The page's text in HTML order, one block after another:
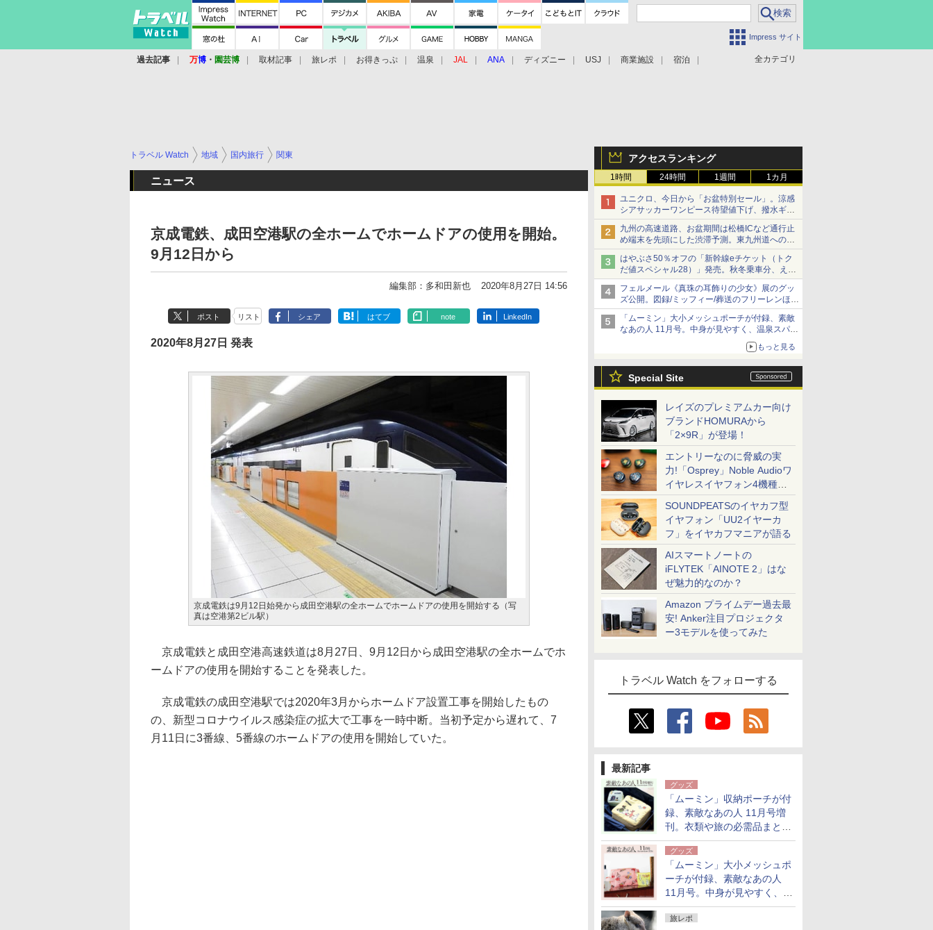
Impress サイト
全カテゴリ
過去記事 万博 ・ 園芸博 取材記事 旅レポ お得きっぷ 温泉 JAL ANA ディズニー USJ 商業施設 宿泊
アクセスランキング
1時間 24時間 1週間 1カ月
ユニクロ、今日から「お盆特別セール」。涼感
シアサッカーワンピース待望値下げ、撥水ギア
ショーツは1990円に
九州の高速道路、お盆期間は松橋ICなど通行止
め端末を先頭にした渋滞予測。東九州道への迂
回は料金調整を実施
はやぶさ50％オフの「新幹線eチケット（トク
だ値スペシャル28）」発売。秋冬乗車分、えき
ねっと限定
フェルメール《真珠の耳飾りの少女》展のグッ
ズ公開。図録/ミッフィー/葬送のフリーレンほ
か、注目ブランドコラボが実現
「ムーミン」大小メッシュポーチが付録、素敵
なあの人 11月号。中身が見やすく、温泉スパに
もっと見る
Special Site
レイズのプレミアムカー向け
ブランドHOMURAから
「2×9R」が登場！
エントリーなのに脅威の実
力!「Osprey」Noble Audioワ
イヤレスイヤフォン4機種を
一気に聴く
SOUNDPEATSのイヤカフ型
イヤフォン「UU2イヤーカ
フ」をイヤカフマニアが語る
AIスマートノートの
iFLYTEK「AINOTE 2」はな
ぜ魅力的なのか？
Amazon プライムデー過去最
安! Anker注目プロジェクタ
ー3モデルを使ってみた
トラベル Watch をフォローする
最新記事
グッズ
「ムーミン」収納ポーチが付
録、素敵なあの人 11月号増
刊。衣類や旅の必需品まとま
る大小2個セット
グッズ
「ムーミン」大小メッシュポ
ーチが付録、素敵なあの人
11月号。中身が見やすく、温
泉スパにも使える
旅レポ
トラベル Watch 地域 国内旅行 関東
ニュース
京成電鉄、成田空港駅の全ホームでホームドアの使用を開始。
9月12日から
編集部：多和田新也 2020年8月27日 14:56
ポスト リスト シェア はてブ note LinkedIn
2020年8月27日 発表
京成電鉄は9月12日始発から成田空港駅の全ホームでホームドアの使用を開始する（写
真は空港第2ビル駅）
京成電鉄と成田空港高速鉄道は8月27日、9月12日から成田空港駅の全ホームでホ
ームドアの使用を開始することを発表した。
京成電鉄の成田空港駅では2020年3月からホームドア設置工事を開始したもの
の、新型コロナウイルス感染症の拡大で工事を一時中断。当初予定から遅れて、7
月11日に3番線、5番線のホームドアの使用を開始していた。